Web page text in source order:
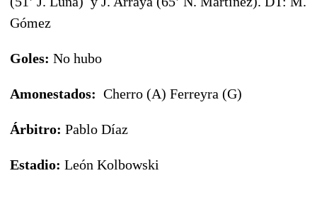
Gómez
Goles: No hubo
Amonestados: Cherro (A) Ferreyra (G)
Árbitro: Pablo Díaz
Estadio: León Kolbowski